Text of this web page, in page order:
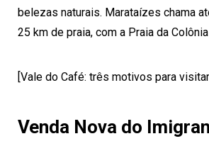
belezas naturais. Marataízes chama
25 km de praia, com a Praia da
[Vale do Café: três motivos para
Venda Nova do